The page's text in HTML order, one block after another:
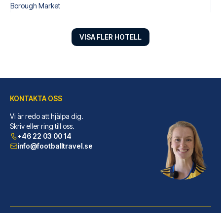
ibis Styles London Southwark – near Borough Market
Ibis Styles London Southwark –...
VISA FLER HOTELL
KONTAKTA OSS
Vi är redo att hjälpa dig.
Skriv eller ring till oss.
+46 22 03 00 14
info@footballtravel.se